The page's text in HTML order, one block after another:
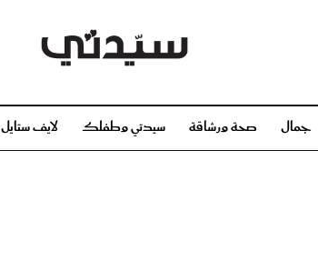
جمال صحة ورشاقة سيدتي وطفلك لايف ستايل